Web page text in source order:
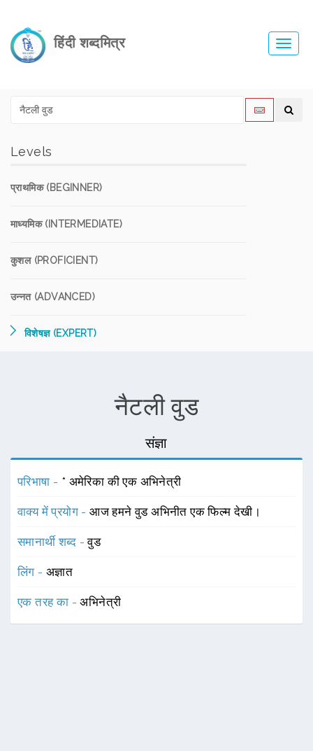
हिंदी शब्दमित्र
Levels
प्राथमिक (BEGINNER)
माध्यमिक (INTERMEDIATE)
कुशल (PROFICIENT)
उन्नत (ADVANCED)
विशेषज्ञ (EXPERT)
नैटली वुड
संज्ञा
परिभाषा - * अमेरिका की एक अभिनेत्री
वाक्य में प्रयोग -आज हमने वुड अभिनीत एक फिल्म देखी।
समानार्थी शब्द -वुड
लिंग - अज्ञात
एक तरह का -अभिनेत्री